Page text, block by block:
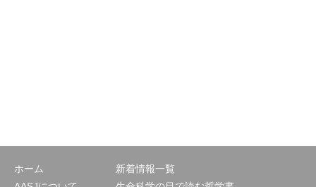
ホーム
新着情報一覧